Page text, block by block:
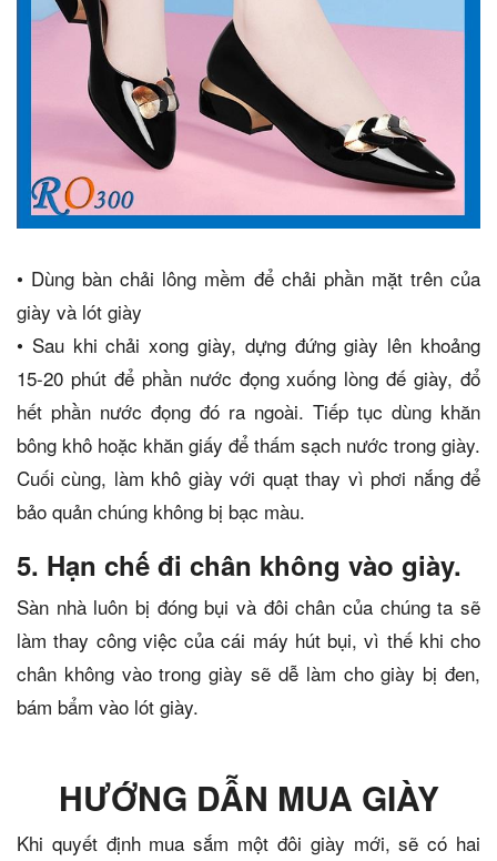
• Dùng bàn chải lông mềm để chải phần mặt trên của
giày và lót giày
• Sau khi chải xong giày, dựng đứng giày lên khoảng
15-20 phút để phần nước đọng xuống lòng đế giày, đổ
hết phần nước đọng đó ra ngoài. Tiếp tục dùng khăn
bông khô hoặc khăn giấy để thấm sạch nước trong giày.
Cuối cùng, làm khô giày với quạt thay vì phơi nắng để
bảo quản chúng không bị bạc màu.
5. Hạn chế đi chân không vào giày.
Sàn nhà luôn bị đóng bụi và đôi chân của chúng ta sẽ
làm thay công việc của cái máy hút bụi, vì thế khi cho
chân không vào trong giày sẽ dễ làm cho giày bị đen,
bám bẩm vào lót giày.
HƯỚNG DẪN MUA GIÀY
Khi quyết định mua sắm một đôi giày mới, sẽ có hai